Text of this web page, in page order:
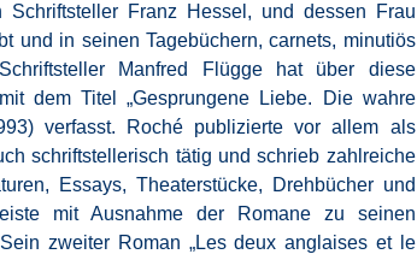
Franz Hessel, und dessen Frau
und in seinen Tagebüchern, carnets, minutiös
Manfred Flügge hat über diese
dem Titel „Gesprungene Liebe. Die wahre
verfasst. Roché publizierte vor allem als
schriftstellerisch tätig und schrieb zahlreiche
Essays, Theaterstücke, Drehbücher und
mit Ausnahme der Romane zu seinen
zweiter Roman „Les deux anglaises et le